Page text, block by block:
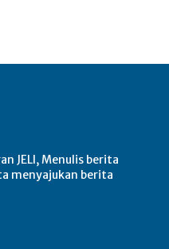
JELI, Menulis berita
menyajukan berita